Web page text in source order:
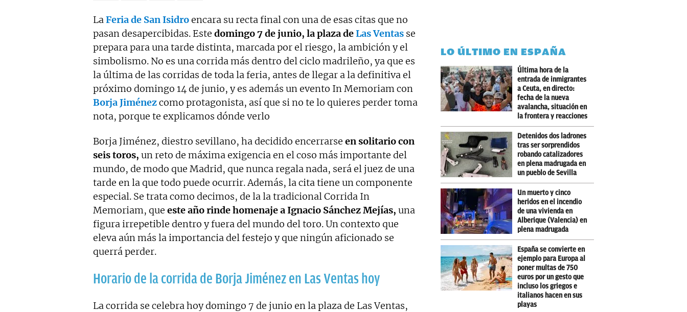
LaFeria de San Isidroencara su recta final con una de esas citas que no
pasan desapercibidas. Este domingo 7 de junio, la plaza deLas Ventas se
prepara para una tarde distinta, marcada por el riesgo, la ambición y el
simbolismo. No es una corrida más dentro del ciclo madrileño, ya que es
la última de las corridas de toda la feria, antes de llegar a la definitiva el
próximo domingo 14 de junio, y es además un evento In Memoriam con
Borja Jiménezcomo protagonista, así que si no te lo quieres perder toma
nota, porque te explicamos dónde verlo
Borja Jiménez, diestro sevillano, ha decidido encerrarse en solitario con
seis toros, un reto de máxima exigencia en el coso más importante del
mundo, de modo que Madrid, que nunca regala nada, será el juez de una
tarde en la que todo puede ocurrir. Además, la cita tiene un componente
especial. Se trata como decimos, de la la tradicional Corrida In
Memoriam, que este año rinde homenaje a Ignacio Sánchez Mejías, una
figura irrepetible dentro y fuera del mundo del toro. Un contexto que
eleva aún más la importancia del festejo y que ningún aficionado se
querrá perder.
Horario de la corrida de Borja Jiménez en Las Ventas hoy
La corrida se celebra hoy domingo 7 de junio en la plaza de Las Ventas,
LO ÚLTIMO EN ESPAÑA
Última hora de la
entrada de inmigrantes
a Ceuta, en directo:
fecha de la nueva
avalancha, situación en
la frontera y reacciones
Detenidos dos ladrones
tras ser sorprendidos
robando catalizadores
en plena madrugada en
un pueblo de Sevilla
Un muerto y cinco
heridos en el incendio
de una vivienda en
Alberique (Valencia) en
plena madrugada
España se convierte en
ejemplo para Europa al
poner multas de 750
euros por un gesto que
incluso los griegos e
italianos hacen en sus
playas